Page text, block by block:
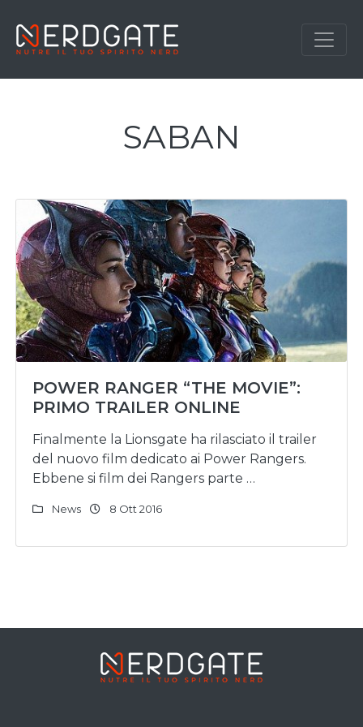
SABAN
POWER RANGER “THE MOVIE”:
PRIMO TRAILER ONLINE
Finalmente la Lionsgate ha rilasciato il trailer
del nuovo film dedicato ai Power Rangers.
Ebbene si film dei Rangers parte …
News 8 Ott 2016